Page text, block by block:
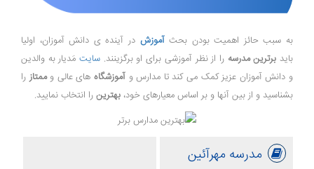
به سبب حائز اهمیت بودن بحثآموزش در آینده ی دانش آموزان، اولیا
باید برترین مدرسه را از نظر آموزشی برای او برگزینند. سایتمَدیار به والدین
و دانش آموزان عزیز کمک می کند تا مدارس و آموزشگاههای عالی وممتاز را
بشناسید و از بین آنها و بر اساس معیارهای خود، بهترین را انتخاب نمایید.
مدرسه مهرآئین